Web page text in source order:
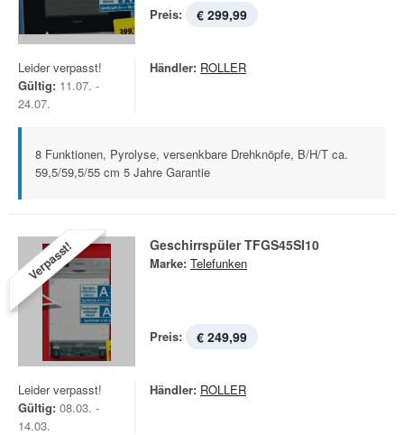
Preis: € 299,99
Leider verpasst!
Gültig: 11.07. -
24.07.
Händler: ROLLER
8 Funktionen, Pyrolyse, versenkbare Drehknöpfe, B/H/T ca.
59,5/59,5/55 cm 5 Jahre Garantie
Verpasst! Geschirrspüler TFGS45SI10
Marke: Telefunken
Preis: € 249,99
Leider verpasst!
Gültig: 08.03. -
14.03.
Händler: ROLLER